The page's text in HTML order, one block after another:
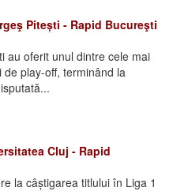
Pitești - Rapid Bucureşti
au oferit unul dintre cele mai
play-off, terminând la
Cluj - Rapid
la câștigarea titlului în Liga 1